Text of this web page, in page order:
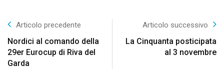
Articolo precedente
Nordici al comando della
29er Eurocup di Riva del
Garda
Articolo successivo
La Cinquanta posticipata
al 3 novembre